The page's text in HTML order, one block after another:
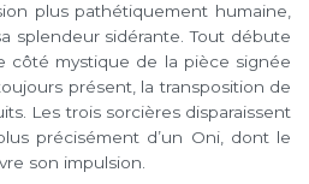
plus pathétiquement humaine,
splendeur sidérante. Tout débute
côté mystique de la pièce signée
présent, la transposition de
Les trois sorcières disparaissent
précisément d’un Oni, dont le
son impulsion.